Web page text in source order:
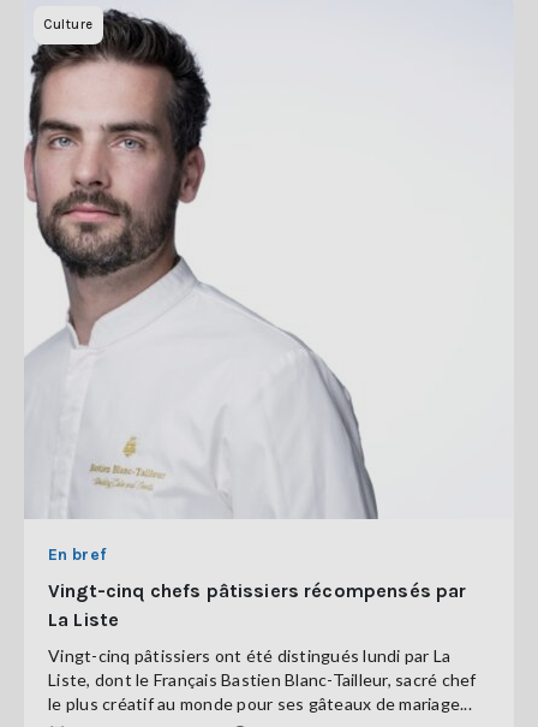
Culture
En bref
Vingt-cinq chefs pâtissiers récompensés par
La Liste
Vingt-cinq pâtissiers ont été distingués lundi par La
Liste, dont le Français Bastien Blanc-Tailleur, sacré chef
le plus créatif au monde pour ses gâteaux de mariage...